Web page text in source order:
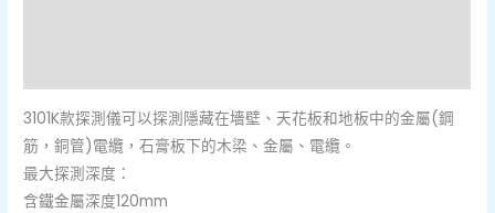
3101K款探測儀可以探測隱藏在墻壁、天花板和地板中的金屬(鋼
筋，銅管)電纜，石膏板下的木梁、金屬、電纜。
最大探測深度：
含鐵金屬深度120mm